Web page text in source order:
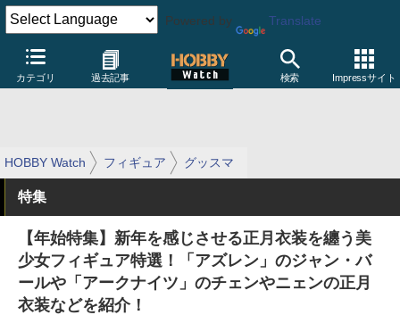
Powered by Translate
カテゴリ 過去記事 検索 Impressサイト
HOBBY Watch フィギュア グッスマ
特集
【年始特集】新年を感じさせる正月衣装を纏う美
少女フィギュア特選！「アズレン」のジャン・バ
ールや「アークナイツ」のチェンやニェンの正月
衣装などを紹介！